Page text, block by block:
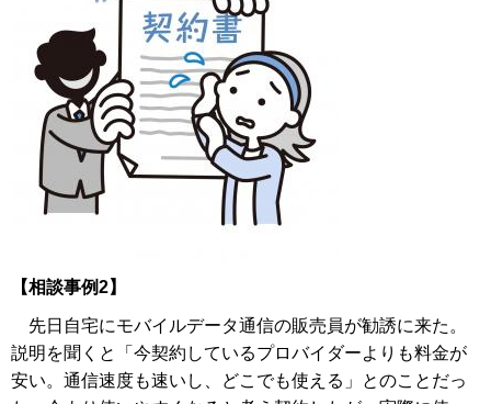
【相談事例2】
先日自宅にモバイルデータ通信の販売員が勧誘に来た。
説明を聞くと「今契約しているプロバイダーよりも料金が
安い。通信速度も速いし、どこでも使える」とのことだっ